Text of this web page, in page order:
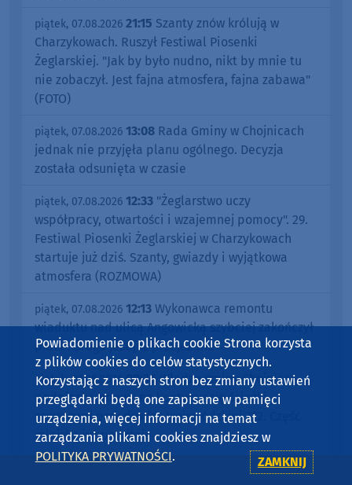
piątek, 07.08.2026 21:15 Szanty znów królują w
Charzykowach. Ruszył Festiwal Piosenki
Żeglarskiej. "Jak by było nudno, nikt by mnie tu
nie zobaczył. Jest fajna atmosfera, fajna zabawa"
(FOTO)
piątek, 07.08.2026 13:08 Rada Gminy w Chojnicach
jednak nie przyjęła planu ogólnego. Decyzja
została odsunięta w czasie
piątek, 07.08.2026 12:33 "Żeglarstwo uczy
współpracy, otwartości i wzajemnej pomocy". 29.
Festiwal Piosenki Żeglarskiej w Charzykowach
startuje już dziś. Szanty, gwiazdy i wyjątkowa
atmosfera (ROZMOWA)
piątek, 07.08.2026 12:13 Wykonawca remontu
wiaduktu nad ulicą Angowicką szybciej zakończył
prace. Droga jest już przejezdna
piątek, 07.08.2026 09:36 Władze gminy Chojnice
podpisały umowę na kontynuację ścieżki
rowerowej przy drodze wojewódzkiej 212. Część
miejska już powstaje
08:4530 lat razem dla przyrody.
Powiadomienie o plikach cookie Strona korzysta
z plików cookies do celów statystycznych.
Korzystając z naszych stron bez zmiany ustawień
przeglądarki będą one zapisane w pamięci
urządzenia, więcej informacji na temat
zarządzania plikami cookies znajdziesz w
POLITYKA PRYWATNOŚCI. ZAMKNIJ